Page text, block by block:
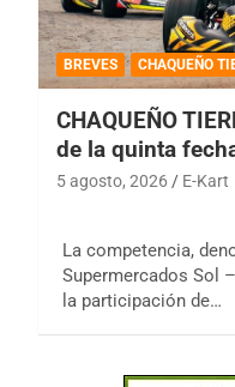
BREVES CHAQUEÑO
CHAQUEÑO
de la quinta
5 agosto, 2026 E-Kart
La competencia,
Supermercados Sol
la participación de…